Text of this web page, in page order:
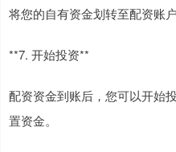
将您的自有资金划转至配资账
**7. 开始投资**
配资资金到账后，您可以开始
置资金。